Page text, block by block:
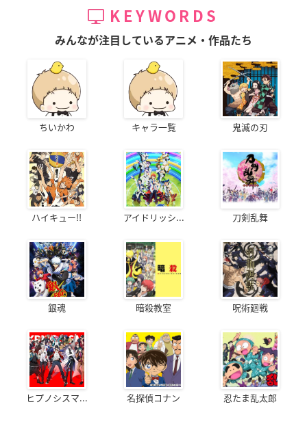
KEYWORDS
みんなが注目しているアニメ・作品たち
ちいかわ キャラ一覧 鬼滅の刃
ハイキュー!! アイドリッシ... 刀剣乱舞
銀魂 暗殺教室 呪術廻戦
ヒプノシスマ... 名探偵コナン 忍たま乱太郎